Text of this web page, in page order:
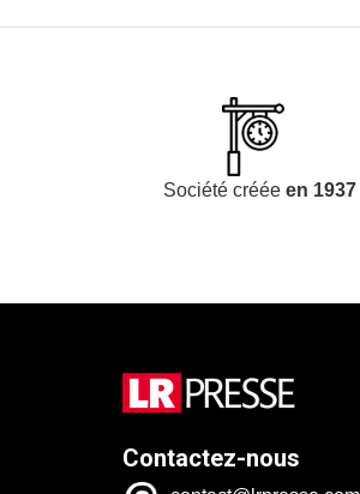
Société créée en 1937
Contactez-nous